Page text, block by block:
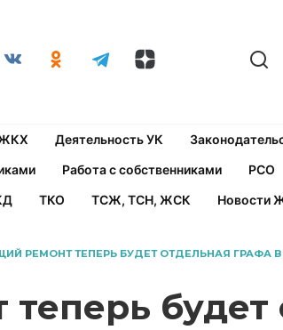
Деятельность УК
Работа с собственниками РСО
ТКО ТСЖ, ТСН, ЖСК Новости
РЕМОНТ ТЕПЕРЬ БУДЕТ ОТДЕЛЬНАЯ ГРАФА
будет